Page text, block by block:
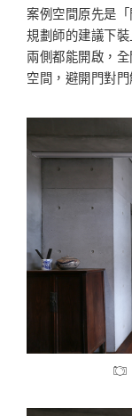
案例空間原先是
規劃師的建議下
兩側都能開啟，
空間，避開門對